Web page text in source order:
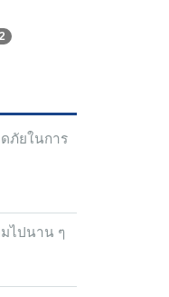
ภัยในการ
มไปนาน ๆ